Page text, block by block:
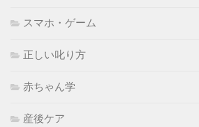
スマホ・ゲーム
正しい叱り方
赤ちゃん学
産後ケア